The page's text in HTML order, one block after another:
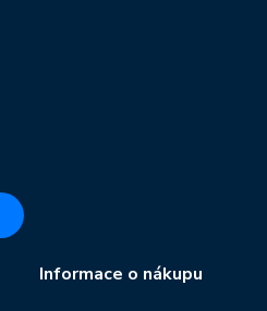
Informace o nákupu